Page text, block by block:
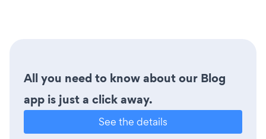
All you need to know about our Blog
app is just a click away.
See the details